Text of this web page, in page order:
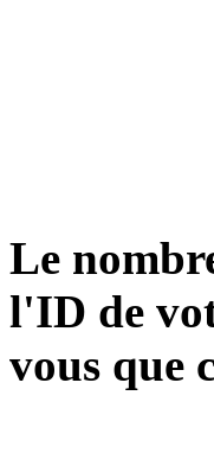
Le
l'ID de
vous que